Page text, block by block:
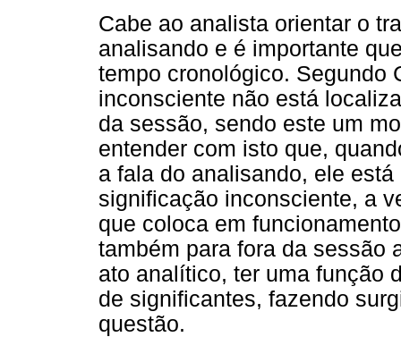
Cabe ao analista orientar o
analisando e é importante
tempo cronológico. Segundo
inconsciente não está
da sessão, sendo este um
entender com isto que,
a fala do analisando, ele
significação inconsciente, a
que coloca em
também para fora da sessão
ato analítico, ter uma função
de significantes, fazendo
questão.